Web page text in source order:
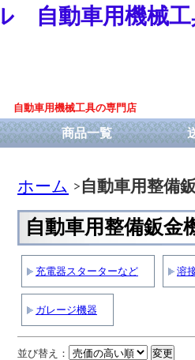
自動車用機械工
自動車用機械工具の専門店
商品一覧
ホーム 自動車用整備
自動車用整備鈑金
充電器スターターなど 溶
ガレージ機器
並び替え：